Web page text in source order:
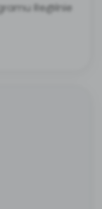
Re@lnie